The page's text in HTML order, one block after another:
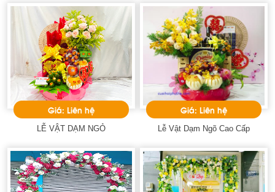
Giá: Liên hệ
LỄ VẬT DẠM NGỎ
Giá: Liên hệ
Lễ Vật Dạm Ngõ Cao Cấp